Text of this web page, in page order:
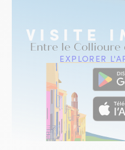
VISITE
Entre le Collioure
EXPLORER